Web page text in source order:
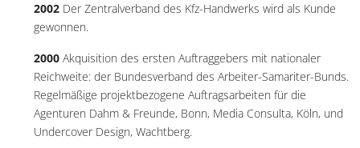
2002 Der Zentralverband des Kfz-Handwerks wird als Kunde
gewonnen.
2000 Akquisition des ersten Auftraggebers mit nationaler
Reichweite: der Bundesverband des Arbeiter-Samariter-Bunds.
Regelmäßige projektbezogene Auftragsarbeiten für die
Agenturen Dahm & Freunde, Bonn, Media Consulta, Köln, und
Undercover Design, Wachtberg.